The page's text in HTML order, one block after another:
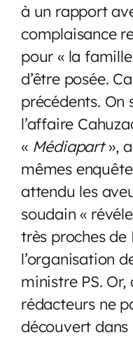
à un rapport
complaisance
pour « la
d’être posée.
précédents. On
l’affaire
« Médiapart»,
mêmes
attendu les
soudain «
très proches de
l’organisation
ministre PS. Or,
rédacteurs ne
découvert dans